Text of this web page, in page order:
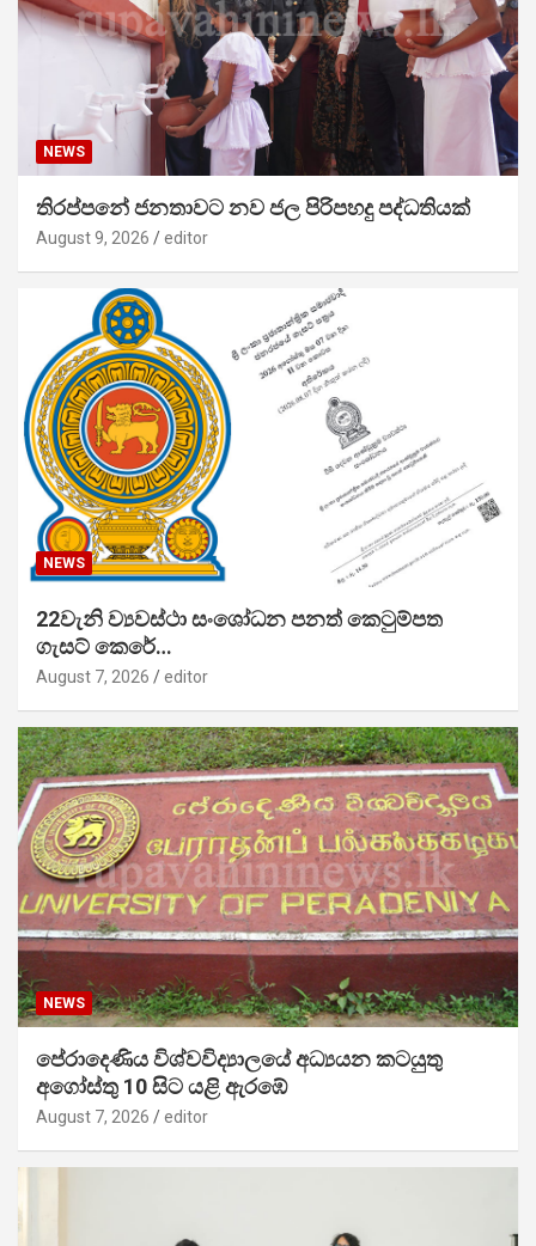
NEWS
තිරප්පනේ ජනතාවට නව ජල පිරිපහදු පද්ධතියක්
August 9, 2026 editor
NEWS
22වැනි ව්‍යවස්ථා සංශෝධන පනත් කෙටුම්පත
ගැසට් කෙරේ…
August 7, 2026 editor
NEWS
පේරාදෙණිය විශ්වවිද්‍යාලයේ අධ්‍යයන කටයුතු
අගෝස්තු 10 සිට යළි ඇරඹේ
August 7, 2026 editor